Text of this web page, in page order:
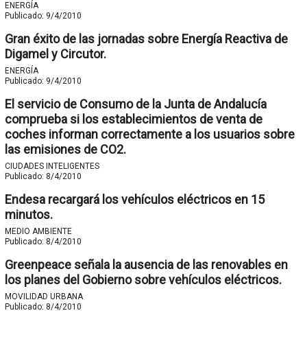
ENERGÍA
Publicado: 9/4/2010
Gran éxito de las jornadas sobre Energía Reactiva de
Digamel y Circutor.
ENERGÍA
Publicado: 9/4/2010
El servicio de Consumo de la Junta de Andalucía
comprueba si los establecimientos de venta de
coches informan correctamente a los usuarios sobre
las emisiones de CO2.
CIUDADES INTELIGENTES
Publicado: 8/4/2010
Endesa recargará los vehículos eléctricos en 15
minutos.
MEDIO AMBIENTE
Publicado: 8/4/2010
Greenpeace señala la ausencia de las renovables en
los planes del Gobierno sobre vehículos eléctricos.
MOVILIDAD URBANA
Publicado: 8/4/2010